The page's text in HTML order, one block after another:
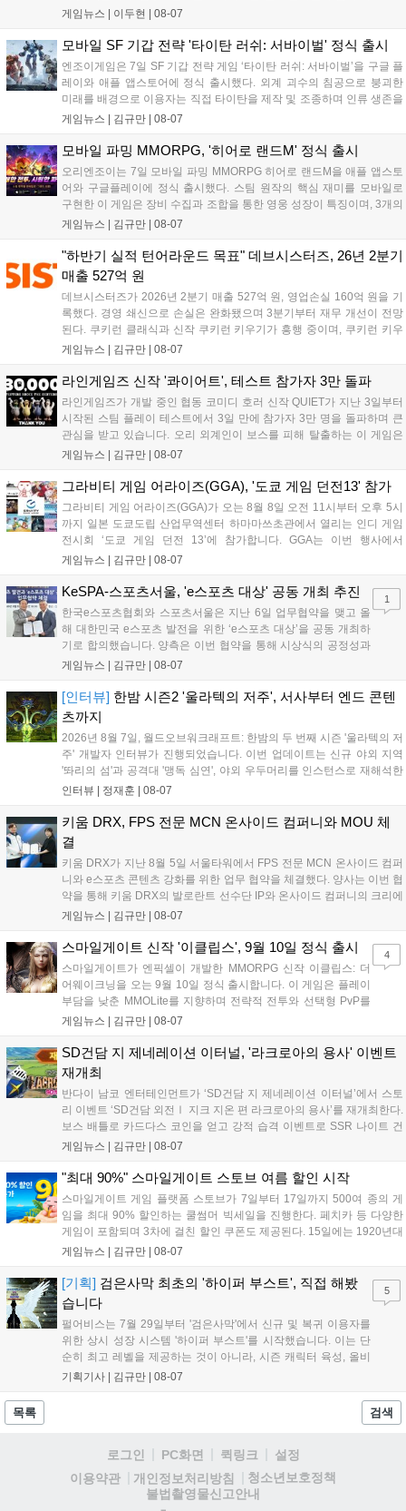
심 콘텐츠, 유료화 정책, 운영 방향을 공개했다. 캐릭터명 선점은
의 오만으로 균열이...
게임뉴스 | 이두현 08-07
모바일 SF 기갑 전략 '타이탄 러쉬: 서바이벌' 정식 출시
엔조이게임은 7일 SF 기갑 전략 게임 ‘타이탄 러쉬: 서바이벌’을 구글 플
레이와 애플 앱스토어에 정식 출시했다. 외계 괴수의 침공으로 붕괴한
미래를 배경으로 이용자는 직접 타이탄을 제작 및 조종하며 인류 생존을
위한 전투를 펼친다. 지휘관 모집, 피난처 운영, 연맹 협동 콘텐츠가 특징
지원 보상을 제공한다. 상세 내용은 공식 커뮤니티에서 확인 가능하다....
게임뉴스 | 김규만 08-07
모바일 파밍 MMORPG, '히어로 랜드M' 정식 출시
오리엔조이는 7일 모바일 파밍 MMORPG 히어로 랜드M을 애플 앱스토
어와 구글플레이에 정식 출시했다. 스팀 원작의 핵심 재미를 모바일로
구현한 이 게임은 장비 수집과 조합을 통한 영웅 성장이 특징이며, 3개의
무기 스킬을 활용한 전략적 전투와 길드전 등 다양한 콘텐츠를 제공한
혜택을 지급하며, 상세 내용은 공식 라운지에서 확인할 수 있다. 이용자
는 게임 접속 및 주요 콘텐츠 플레이를 통해 성장을 지원받을 수 있다....
게임뉴스 | 김규만 08-07
"하반기 실적 턴어라운드 목표" 데브시스터즈, 26년 2분기
매출 527억 원
데브시스터즈가 2026년 2분기 매출 527억 원, 영업손실 160억 원을 기
록했다. 경영 쇄신으로 손실은 완화됐으며 3분기부터 재무 개선이 전망
된다. 쿠키런 클래식과 신작 쿠키런 키우기가 흥행 중이며, 쿠키런 키우
기는 13일 첫 업데이트를 시작으로 2주 간격의 콘텐츠를 제공한다. 또한
이다. 회사는 비용 효율화와 신작 흥행을 통해 하반기 실적 턴어라운드
를 이끌 방침이다....
게임뉴스 | 김규만 08-07
라인게임즈 신작 '콰이어트', 테스트 참가자 3만 돌파
라인게임즈가 개발 중인 협동 코미디 호러 신작 QUIET가 지난 3일부터
시작된 스팀 플레이 테스트에서 3일 만에 참가자 3만 명을 돌파하며 큰
관심을 받고 있습니다. 오리 외계인이 보스를 피해 탈출하는 이 게임은
최대 4인 협동을 지원하며, 소음 관리와 물리 법칙을 활용한 전략적 플레
을 개선 중이며, 상세 정보는 스팀 페이지에서 확인 가능합니다....
게임뉴스 | 김규만 08-07
그라비티 게임 어라이즈(GGA), '도쿄 게임 던전13' 참가
그라비티 게임 어라이즈(GGA)가 오는 8월 8일 오전 11시부터 오후 5시
까지 일본 도쿄도립 산업무역센터 하마마쓰초관에서 열리는 인디 게임
전시회 ‘도쿄 게임 던전 13’에 참가합니다. GGA는 이번 행사에서
‘JALECO ARCADE COLLECTION’ 시리즈의 미공개 작품 12종을 최초
입니다. 시연 참여 관람객에게는 선착순으로 특별 굿즈를 증정하며, 인
디 게임 생태계 활성화와 신규 타이틀 반응 확인을 목표로 합니다....
게임뉴스 | 김규만 08-07
KeSPA-스포츠서울, 'e스포츠 대상' 공동 개최 추진
한국e스포츠협회와 스포츠서울은 지난 6일 업무협약을 맺고 올
해 대한민국 e스포츠 발전을 위한 ‘e스포츠 대상’을 공동 개최하
기로 합의했습니다. 양측은 이번 협약을 통해 시상식의 공정성과
전문성을 강화하고 MZ세대를 겨냥한 미디어 영향력을 확대해 e
김영만 회장은 10년 만에 재추진되는 이번 시상식이 e스포츠의
성과와 가치를 널리 알리는 권위 있는 행사가 되도록 노력하겠다
고 밝혔습니다....
게임뉴스 | 김규만 08-07
1
[인터뷰] 한밤 시즌2 '울라텍의 저주', 서사부터 엔드 콘텐
츠까지
2026년 8월 7일, 월드오브워크래프트: 한밤의 두 번째 시즌 '울라텍의 저
주' 개발자 인터뷰가 진행되었습니다. 이번 업데이트는 신규 야외 지역
'똬리의 섬'과 공격대 '맹독 심연', 야외 우두머리를 인스턴스로 재해석한
'소굴'을 포함합니다. 개발진은 하우징 시스템 개선 및 신화+ 던전 로테이
를 표했습니다....
인터뷰 | 정재훈 08-07
키움 DRX, FPS 전문 MCN 온사이드 컴퍼니와 MOU 체
결
키움 DRX가 지난 8월 5일 서울타워에서 FPS 전문 MCN 온사이드 컴퍼
니와 e스포츠 콘텐츠 강화를 위한 업무 협약을 체결했다. 양사는 이번 협
약을 통해 키움 DRX의 발로란트 선수단 IP와 온사이드 컴퍼니의 크리에
이터 네트워크를 결합하여 정규 및 특별 콘텐츠를 공동 기획한다. 또한
오프라인 연계 프로그램을 순차적으로 선보이며 e스포츠 생태계 확장에
나설 계획이다....
게임뉴스 | 김규만 08-07
스마일게이트 신작 '이클립스', 9월 10일 정식 출시
스마일게이트가 엔픽셀이 개발한 MMORPG 신작 이클립스: 더
어웨이크닝을 오는 9월 10일 정식 출시합니다. 이 게임은 플레이
부담을 낮춘 MMOLite를 지향하며 전략적 전투와 선택형 PvP를
특징으로 합니다. 현재 공식 홈페이지와 앱 마켓에서 사전등록을
니다. 또한 카카오톡 채널 추가 시 주차별 스페셜 쿠폰과 한정 스
킨, 경품 이벤트 등 풍성한 혜택을 마련해 이용자들의 기대를 모
으고 있습니다....
게임뉴스 | 김규만 08-07
4
SD건담 지 제네레이션 이터널, '라크로아의 용사' 이벤트
재개최
반다이 남코 엔터테인먼트가 ‘SD건담 지 제네레이션 이터널’에서 스토
리 이벤트 ‘SD건담 외전Ⅰ 지크 지온 편 라크로아의 용사’를 재개최한다.
보스 배틀로 카드다스 코인을 얻고 강적 습격 이벤트로 SSR 나이트 건
담을 획득할 수 있다. 로그인 보너스로 최대 다이아 3,000개를 지급하며,
원 증정한다. 또한 9월 30일까지 공식 유튜브에서 특별 프로그램을 시청
할 수 있다....
게임뉴스 | 김규만 08-07
"최대 90%" 스마일게이트 스토브 여름 할인 시작
스마일게이트 게임 플랫폼 스토브가 7일부터 17일까지 500여 종의 게
임을 최대 90% 할인하는 쿨썸머 빅세일을 진행한다. 페치카 등 다양한
게임이 포함되며 3차에 걸친 할인 쿠폰도 제공된다. 15일에는 1920년대
경성 배경의 신작 그날의 신문이 출시되며, 15일부터 17일까지는 국내
은 공식 페이지에서 확인 가능하다....
게임뉴스 | 김규만 08-07
[기획] 검은사막 최초의 '하이퍼 부스트', 직접 해봤
습니다
펄어비스는 7월 29일부터 '검은사막'에서 신규 및 복귀 이용자를
위한 상시 성장 시스템 '하이퍼 부스트'를 시작했습니다. 이는 단
순히 최고 레벨을 제공하는 것이 아니라, 시즌 캐릭터 육성, 올비
아 아카데미 수료, 아침의 나라 설화 진행 등 4단계 과정을 통해
용자는 과제를 완수하며 동(V) 투발라 장비와 검은별 무기, 카라
기획기사 | 김규만 08-07
5
목록 검색
로그인 PC화면 퀵링크
설정
이용약관
개인정보처리방침
청소년보호정책
불법촬영물신고안내